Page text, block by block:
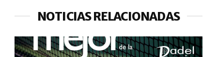
NOTICIAS RELACIONADAS